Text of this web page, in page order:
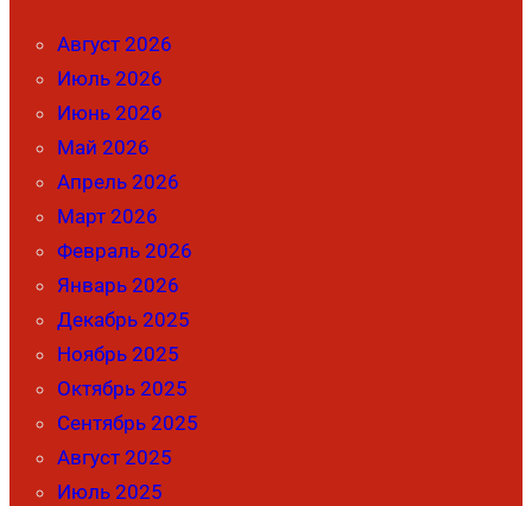
Август 2026
Июль 2026
Июнь 2026
Май 2026
Апрель 2026
Март 2026
Февраль 2026
Январь 2026
Декабрь 2025
Ноябрь 2025
Октябрь 2025
Сентябрь 2025
Август 2025
Июль 2025